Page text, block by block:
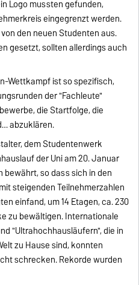
Logo mussten gefunden,
eingegrenzt werden.
den neuen Studenten aus.
gesetzt, sollten allerdings auch
Wettkampf ist so spezifisch,
der "Fachleute"
die Startfolge, die
abzuklären.
dem Studentenwerk
der Uni am 20. Januar
bewährt, so dass sich in den
steigenden Teilnehmerzahlen
einfand, um 14 Etagen, ca. 230
zu bewältigen. Internationale
"Ultrahochhausläufern", die in
zu Hause sind, konnten
schrecken. Rekorde wurden